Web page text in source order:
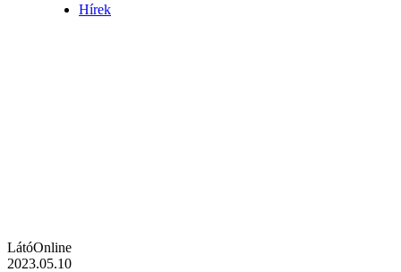
Hírek
LátóOnline
2023.05.10